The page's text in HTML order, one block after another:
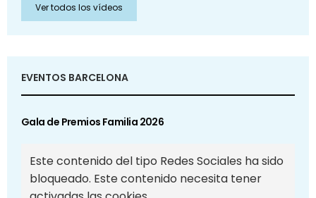
Ver todos los vídeos
EVENTOS BARCELONA
Gala de Premios Familia 2026
Este contenido del tipo Redes Sociales ha sido
bloqueado. Este contenido necesita tener